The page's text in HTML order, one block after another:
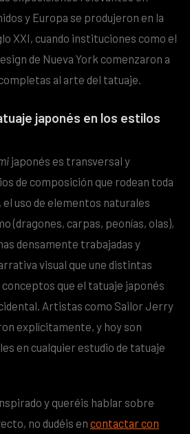
y Europa se produjeron en la
XXI, cuando instituciones como el
de Nueva York comenzaron a
al arte del tatuaje.
japonés en los estilos
japonés es transversal y
de composición que rodean toda
uso de elementos naturales
(dragones, carpas, peonías, olas),
densamente trabajadas y
visual que une distintas
que el tatuaje japonés
Artistas como Sailor Jerry
explícitamente, y hoy son
en cualquier estudio de tatuaje
y queréis hablar sobre
no dudéis en contactar con